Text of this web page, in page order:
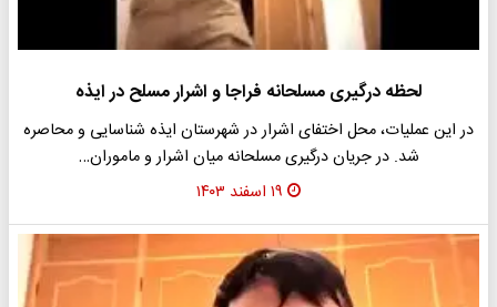
لحظه درگیری مسلحانه فراجا و اشرار مسلح در ایذه
در این عملیات، محل اختفای اشرار در شهرستان ایذه شناسایی و محاصره
شد. در جریان درگیری مسلحانه میان اشرار و ماموران…
۱۹ اسفند ۱۴۰۳